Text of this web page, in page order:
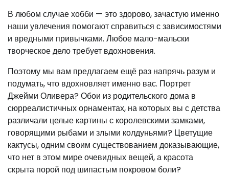
В любом случае хобби — это здорово, зачастую именно
наши увлечения помогают справиться с зависимостями
и вредными привычками. Любое мало-мальски
творческое дело требует вдохновения.
Поэтому мы вам предлагаем ещё раз напрячь разум и
подумать, что вдохновляет именно вас. Портрет
Джейми Оливера? Обои из родительского дома в
сюрреалистичных орнаментах, на которых вы с детства
различали целые картины с королевскими замками,
говорящими рыбами и злыми колдуньями? Цветущие
кактусы, одним своим существованием доказывающие,
что нет в этом мире очевидных вещей, а красота
скрыта порой под шипастым покровом боли?